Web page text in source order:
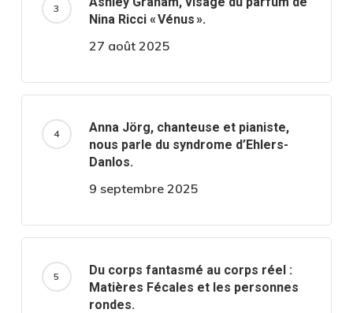
Nina Ricci « Vénus ».
27 août 2025
Anna Jörg, chanteuse et pianiste,
nous parle du syndrome d’Ehlers-
Danlos.
9 septembre 2025
Du corps fantasmé au corps réel :
Matières Fécales et les personnes
rondes.